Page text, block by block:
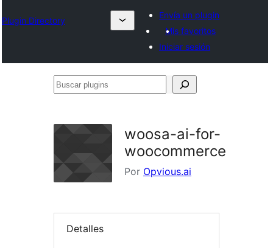
Plugin Directory
Envía un plugin
Mis favoritos
Iniciar sesión
Buscar
woosa-ai-for-
woocommerce
Por Opvious.ai
Detalles